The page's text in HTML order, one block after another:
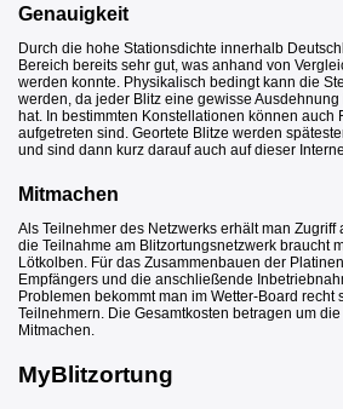
Genauigkeit
Durch die hohe Stationsdichte innerhalb
Bereich bereits sehr gut, was anhand von
werden konnte. Physikalisch bedingt kann die
werden, da jeder Blitz eine gewisse
hat. In bestimmten Konstellationen können
aufgetreten sind. Geortete Blitze werden
und sind dann kurz darauf auch auf dieser
Mitmachen
Als Teilnehmer des Netzwerks erhält man
die Teilnahme am Blitzortungsnetzwerk braucht
Lötkolben. Für das Zusammenbauen der
Empfängers und die anschließende
Problemen bekommt man im Wetter-Board
Teilnehmern. Die Gesamtkosten betragen um
Mitmachen.
MyBlitzortung